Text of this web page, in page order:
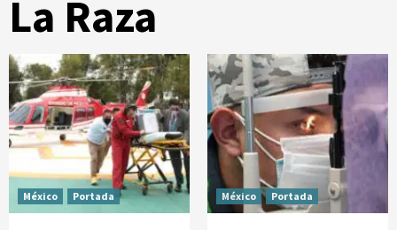
La Raza
México Portada México Portada